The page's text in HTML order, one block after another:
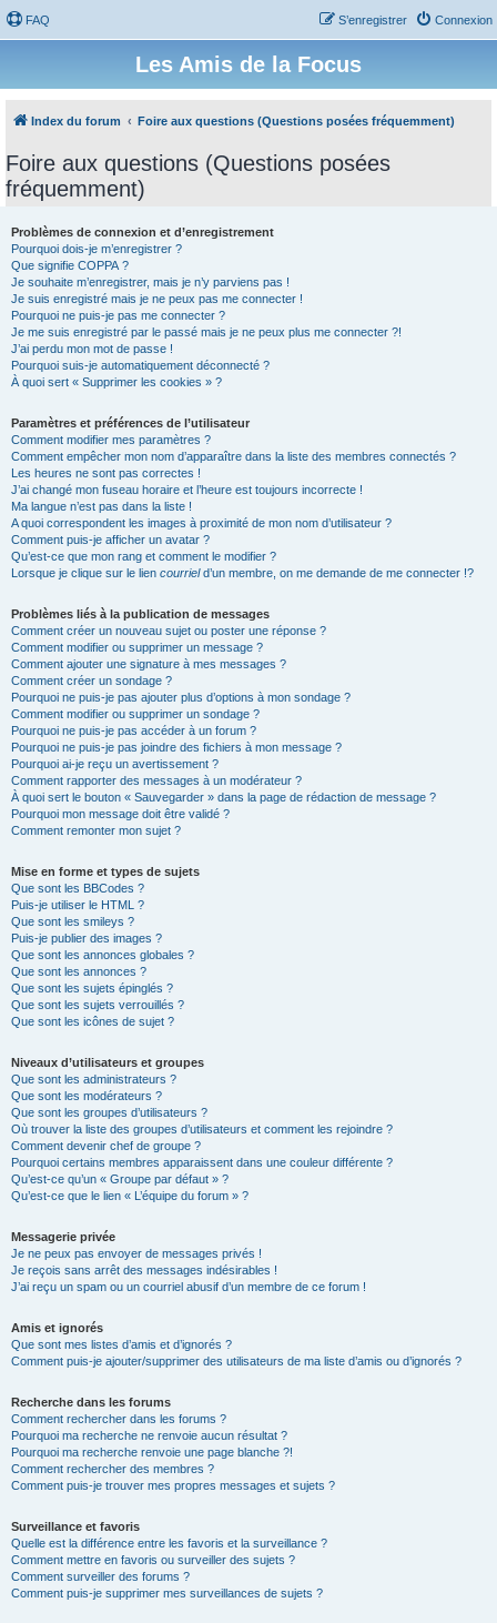
FAQ Connexion
S’enregistrer
Les Amis de la Focus
Index du forum Foire aux questions (Questions posées fréquemment)
Foire aux questions (Questions posées
fréquemment)
Problèmes de connexion et d’enregistrement
Pourquoi dois-je m’enregistrer ?
Que signifie COPPA ?
Je souhaite m’enregistrer, mais je n’y parviens pas !
Je suis enregistré mais je ne peux pas me connecter !
Pourquoi ne puis-je pas me connecter ?
Je me suis enregistré par le passé mais je ne peux plus me connecter ?!
J’ai perdu mon mot de passe !
Pourquoi suis-je automatiquement déconnecté ?
À quoi sert « Supprimer les cookies » ?
Paramètres et préférences de l’utilisateur
Comment modifier mes paramètres ?
Comment empêcher mon nom d’apparaître dans la liste des membres connectés ?
Les heures ne sont pas correctes !
J’ai changé mon fuseau horaire et l’heure est toujours incorrecte !
Ma langue n’est pas dans la liste !
A quoi correspondent les images à proximité de mon nom d’utilisateur ?
Comment puis-je afficher un avatar ?
Qu’est-ce que mon rang et comment le modifier ?
Lorsque je clique sur le lien courrield’un membre, on me demande de me connecter !?
Problèmes liés à la publication de messages
Comment créer un nouveau sujet ou poster une réponse ?
Comment modifier ou supprimer un message ?
Comment ajouter une signature à mes messages ?
Comment créer un sondage ?
Pourquoi ne puis-je pas ajouter plus d’options à mon sondage ?
Comment modifier ou supprimer un sondage ?
Pourquoi ne puis-je pas accéder à un forum ?
Pourquoi ne puis-je pas joindre des fichiers à mon message ?
Pourquoi ai-je reçu un avertissement ?
Comment rapporter des messages à un modérateur ?
À quoi sert le bouton « Sauvegarder » dans la page de rédaction de message ?
Pourquoi mon message doit être validé ?
Comment remonter mon sujet ?
Mise en forme et types de sujets
Que sont les BBCodes ?
Puis-je utiliser le HTML ?
Que sont les smileys ?
Puis-je publier des images ?
Que sont les annonces globales ?
Que sont les annonces ?
Que sont les sujets épinglés ?
Que sont les sujets verrouillés ?
Que sont les icônes de sujet ?
Niveaux d’utilisateurs et groupes
Que sont les administrateurs ?
Que sont les modérateurs ?
Que sont les groupes d’utilisateurs ?
Où trouver la liste des groupes d’utilisateurs et comment les rejoindre ?
Comment devenir chef de groupe ?
Pourquoi certains membres apparaissent dans une couleur différente ?
Qu’est-ce qu’un « Groupe par défaut » ?
Qu’est-ce que le lien « L’équipe du forum » ?
Messagerie privée
Je ne peux pas envoyer de messages privés !
Je reçois sans arrêt des messages indésirables !
J’ai reçu un spam ou un courriel abusif d’un membre de ce forum !
Amis et ignorés
Que sont mes listes d’amis et d’ignorés ?
Comment puis-je ajouter/supprimer des utilisateurs de ma liste d’amis ou d’ignorés ?
Recherche dans les forums
Comment rechercher dans les forums ?
Pourquoi ma recherche ne renvoie aucun résultat ?
Pourquoi ma recherche renvoie une page blanche ?!
Comment rechercher des membres ?
Comment puis-je trouver mes propres messages et sujets ?
Surveillance et favoris
Quelle est la différence entre les favoris et la surveillance ?
Comment mettre en favoris ou surveiller des sujets ?
Comment surveiller des forums ?
Comment puis-je supprimer mes surveillances de sujets ?